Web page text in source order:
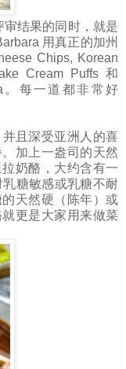
结果的同时，就是
用真正的加州
Chips, Korean
Cream Puffs 和
。每一道都非常好
且深受亚洲人的喜
加上一盎司的天然
奶酪，大约含有一
糖敏感或乳糖不耐
天然硬（陈年）或
更是大家用来做菜